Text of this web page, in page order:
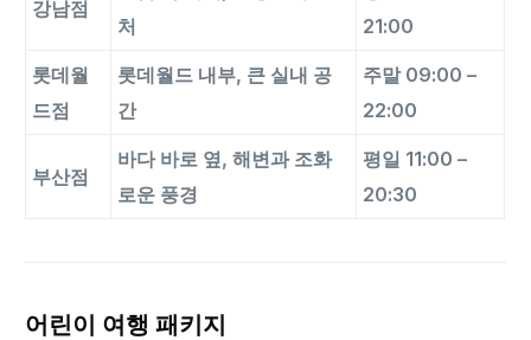
강남점
처
21:00
롯데월
드점
롯데월드 내부, 큰 실내 공
간
주말 09:00 –
22:00
부산점
바다 바로 옆, 해변과 조화
로운 풍경
평일 11:00 –
20:30
어린이 여행 패키지